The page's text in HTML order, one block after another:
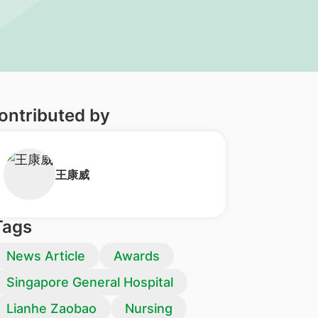
by
​王康威
News Article
Awards
Singapore General Hospital
Lianhe Zaobao
Nursing